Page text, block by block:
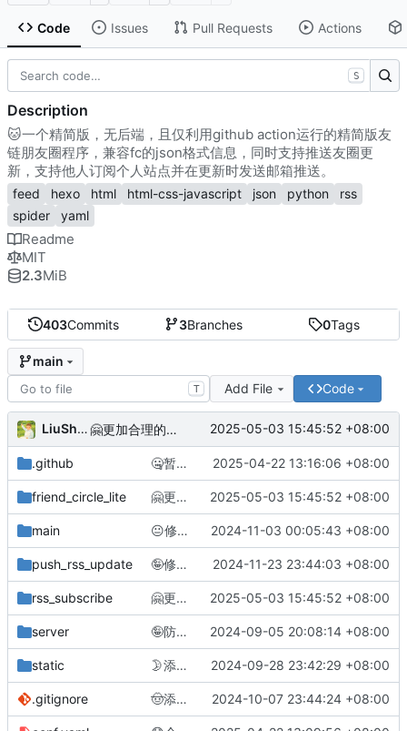
Code Issues Pull Requests Actions
403Commits 3Branches 0Tags
main
T Add File Code
LiuShen 🤗更加合理的请求头 2025-05-03 15:45:52 +08:00
.github 🤐暂时设置为always，测试新保活程序是否有效 2025-04-22 13:16:06 +08:00
friend_circle_lite 🤗更加合理的请求头 2025-05-03 15:45:52 +08:00
main 😐修改前端JS，完善CSS选择器，添加部分important 2024-11-03 00:05:43 +08:00
push_rss_update 🤪修改basicLog格式，删除多余的配置 2024-11-23 23:44:03 +08:00
rss_subscribe 🤗更加合理的请求头 2025-05-03 15:45:52 +08:00
server 🤪防止工作流因超时失效 2024-09-05 20:08:14 +08:00
static 🌛添加亮暗切换按钮，添加暗色背景 2024-09-28 23:42:29 +08:00
.gitignore 🤠添加随机文章刷新按钮，完善邮箱模板文字替换部分 2024-10-07 23:44:24 +08:00
S
Description
🐱一个精简版，无后端，且仅利用github action运行的精简版友
链朋友圈程序，兼容fc的json格式信息，同时支持推送友圈更
新，支持他人订阅个人站点并在更新时发送邮箱推送。
feed hexo html html-css-javascript json python
rss
spider
yaml
Readme
MIT
2.3MiB